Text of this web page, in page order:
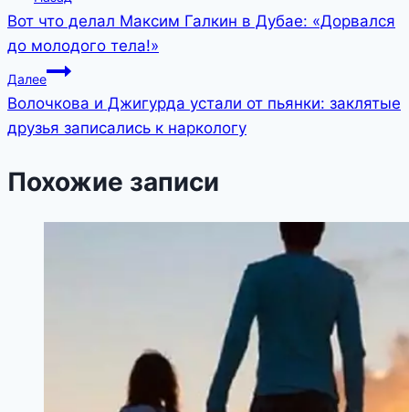
по
записям
Вот что делал Максим Галкин в Дубае: «Дорвался
до молодого тела!»
Далее
Волочкова и Джигурда устали от пьянки: заклятые
друзья записались к наркологу
Похожие записи